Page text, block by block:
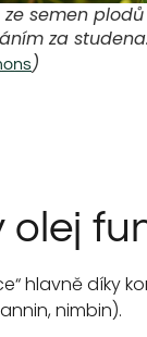
semen
za
)
hlavně díky
nimbin).